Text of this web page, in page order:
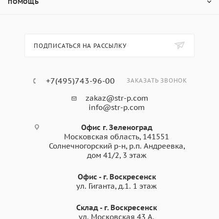
ПОМОЩЬ
ПОДПИСАТЬСЯ НА РАССЫЛКУ
+7(495)743-96-00 ЗАКАЗАТЬ ЗВОНОК
zakaz@str-p.com
info@str-p.com
Офис г. Зеленоград
Московская область, 141551
Солнечногорский р-н, р.п. Андреевка,
дом 41/2, 3 этаж
Офис - г. Воскресенск
ул. Гиганта, д.1. 1 этаж
Склад - г. Воскресенск
ул. Московская 43 А.